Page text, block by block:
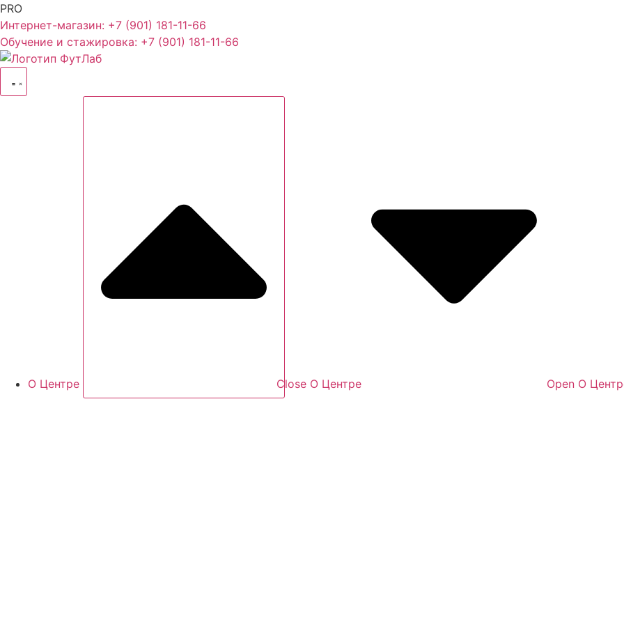
PRO
Интернет-магазин: +7 (901) 181-11-66
Обучение и стажировка: +7 (901) 181-11-66
О Центре Close О Центре Open О